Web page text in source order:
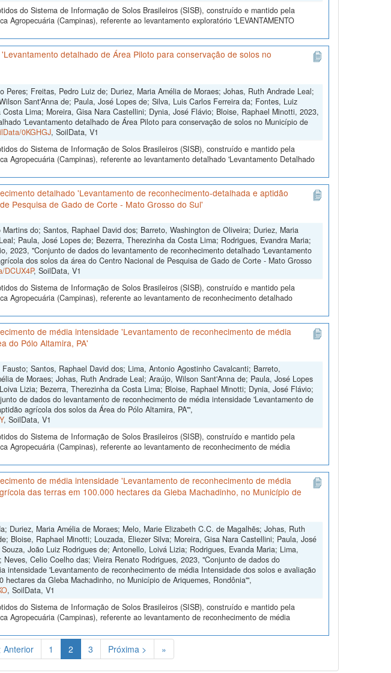
do Sistema de Informação de Solos Brasileiros (SISB), construído e mantido pela
Agropecuária (Campinas), referente ao levantamento exploratório 'LEVANTAMENTO
detalhado de Área Piloto para conservação de solos no
Peres; Freitas, Pedro Luiz de; Duriez, Maria Amélia de Moraes; Johas, Ruth Andrade Leal;
Sant'Anna de; Paula, José Lopes de; Silva, Luis Carlos Ferreira da; Fontes, Luiz
Lima; Moreira, Gisa Nara Castellini; Dynia, José Flávio; Bloise, Raphael Minotti, 2023,
'Levantamento detalhado de Área Piloto para conservação de solos no Município de
0KGHGJ, SoilData, V1
do Sistema de Informação de Solos Brasileiros (SISB), construído e mantido pela
Agropecuária (Campinas), referente ao levantamento detalhado 'Levantamento Detalhado
detalhado 'Levantamento de reconhecimento-detalhada e aptidão
Pesquisa de Gado de Corte - Mato Grosso do Sul'
do; Santos, Raphael David dos; Barreto, Washington de Oliveira; Duriez, Maria
Paula, José Lopes de; Bezerra, Therezinha da Costa Lima; Rodrigues, Evandra Maria;
2023, "Conjunto de dados do levantamento de reconhecimento detalhado 'Levantamento
dos solos da área do Centro Nacional de Pesquisa de Gado de Corte - Mato Grosso
DCUX4P, SoilData, V1
do Sistema de Informação de Solos Brasileiros (SISB), construído e mantido pela
Agropecuária (Campinas), referente ao levantamento de reconhecimento detalhado
de média intensidade 'Levantamento de reconhecimento de média
do Pólo Altamira, PA'
Santos, Raphael David dos; Lima, Antonio Agostinho Cavalcanti; Barreto,
de Moraes; Johas, Ruth Andrade Leal; Araújo, Wilson Sant'Anna de; Paula, José Lopes
Lizia; Bezerra, Therezinha da Costa Lima; Bloise, Raphael Minotti; Dynia, José Flávio;
de dados do levantamento de reconhecimento de média intensidade 'Levantamento de
agrícola dos solos da Área do Pólo Altamira, PA'",
, SoilData, V1
do Sistema de Informação de Solos Brasileiros (SISB), construído e mantido pela
Agropecuária (Campinas), referente ao levantamento de reconhecimento de média
de média intensidade 'Levantamento de reconhecimento de média
das terras em 100.000 hectares da Gleba Machadinho, no Município de
Duriez, Maria Amélia de Moraes; Melo, Marie Elizabeth C.C. de Magalhẽs; Johas, Ruth
Bloise, Raphael Minotti; Louzada, Eliezer Silva; Moreira, Gisa Nara Castellini; Paula, José
João Luiz Rodrigues de; Antonello, Loivá Lizia; Rodrigues, Evanda Maria; Lima,
Celio Coelho das; Vieira Renato Rodrigues, 2023, "Conjunto de dados do
intensidade 'Levantamento de reconhecimento de média Intensidade dos solos e avaliação
da Gleba Machadinho, no Município de Ariquemes, Rondônia'",
, SoilData, V1
do Sistema de Informação de Solos Brasileiros (SISB), construído e mantido pela
Agropecuária (Campinas), referente ao levantamento de reconhecimento de média
Anterior 1 2 (Atual)
3 Próxima > »